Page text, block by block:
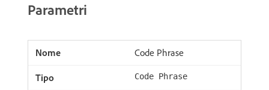
Parametri
Code Phrase
Code Phrase